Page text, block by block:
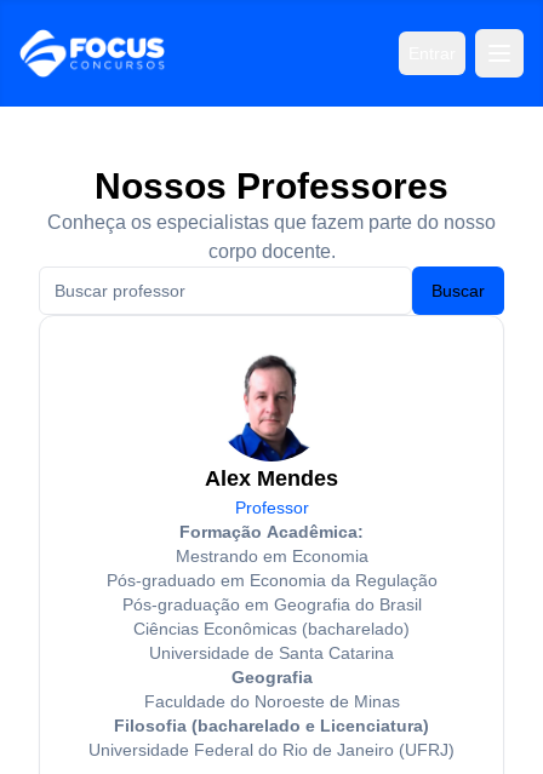
Nossos Professores
Conheça os especialistas que fazem parte do nosso
corpo docente.
Buscar
Alex Mendes
Professor
Formação Acadêmica:
Mestrando em Economia
Pós-graduado em Economia da Regulação
Pós-graduação em Geografia do Brasil
Ciências Econômicas (bacharelado)
Universidade de Santa Catarina
Geografia
Faculdade do Noroeste de Minas
Filosofia (bacharelado e Licenciatura)
Universidade Federal do Rio de Janeiro (UFRJ)